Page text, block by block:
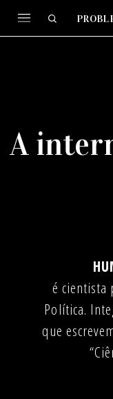
A
é cientista
Política.
que